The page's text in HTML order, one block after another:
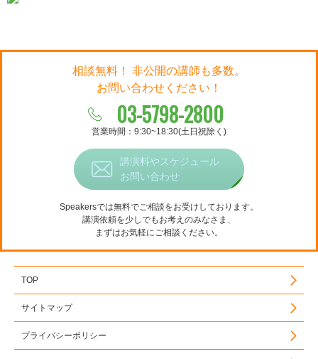
相談無料！ 非公開の講師も多数。
お問い合わせください！
03-5798-2800
営業時間：9:30~18:30(土日祝除く)
講演料やスケジュール
お問い合わせ
Speakersでは無料でご相談をお受けしております。
講演依頼を少しでもお考えのみなさま、
まずはお気軽にご相談ください。
TOP
サイトマップ
プライバシーポリシー